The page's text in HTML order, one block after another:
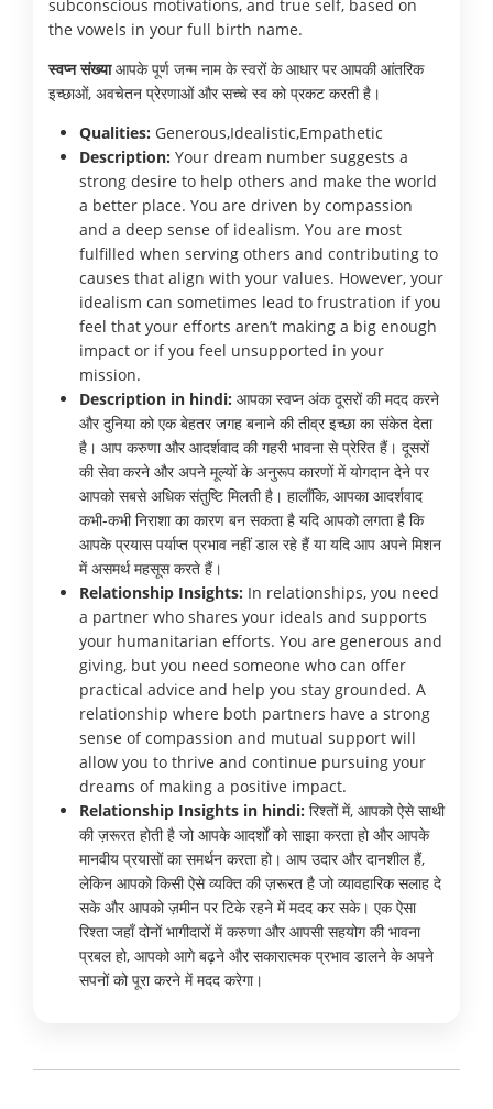
subconscious motivations, and true self, based on
the vowels in your full birth name.
स्वप्न संख्याआपके पूर्ण जन्म नाम के स्वरों के आधार पर आपकी आंतरिक
इच्छाओं, अवचेतन प्रेरणाओं और सच्चे स्व को प्रकट करती है।
Qualities: Generous,Idealistic,Empathetic
Description: Your dream number suggests a
strong desire to help others and make the world
a better place. You are driven by compassion
and a deep sense of idealism. You are most
fulfilled when serving others and contributing to
causes that align with your values. However, your
idealism can sometimes lead to frustration if you
feel that your efforts aren’t making a big enough
impact or if you feel unsupported in your
mission.
Description in hindi: आपका स्वप्न अंक दूसरों की मदद करने
और दुनिया को एक बेहतर जगह बनाने की तीव्र इच्छा का संकेत देता
है। आप करुणा और आदर्शवाद की गहरी भावना से प्रेरित हैं। दूसरों
की सेवा करने और अपने मूल्यों के अनुरूप कारणों में योगदान देने पर
आपको सबसे अधिक संतुष्टि मिलती है। हालाँकि, आपका आदर्शवाद
कभी-कभी निराशा का कारण बन सकता है यदि आपको लगता है कि
आपके प्रयास पर्याप्त प्रभाव नहीं डाल रहे हैं या यदि आप अपने मिशन
में असमर्थ महसूस करते हैं।
Relationship Insights: In relationships, you need
a partner who shares your ideals and supports
your humanitarian efforts. You are generous and
giving, but you need someone who can offer
practical advice and help you stay grounded. A
relationship where both partners have a strong
sense of compassion and mutual support will
allow you to thrive and continue pursuing your
dreams of making a positive impact.
Relationship Insights in hindi: रिश्तों में, आपको ऐसे साथी
की ज़रूरत होती है जो आपके आदर्शों को साझा करता हो और आपके
मानवीय प्रयासों का समर्थन करता हो। आप उदार और दानशील हैं,
लेकिन आपको किसी ऐसे व्यक्ति की ज़रूरत है जो व्यावहारिक सलाह दे
सके और आपको ज़मीन पर टिके रहने में मदद कर सके। एक ऐसा
रिश्ता जहाँ दोनों भागीदारों में करुणा और आपसी सहयोग की भावना
प्रबल हो, आपको आगे बढ़ने और सकारात्मक प्रभाव डालने के अपने
सपनों को पूरा करने में मदद करेगा।